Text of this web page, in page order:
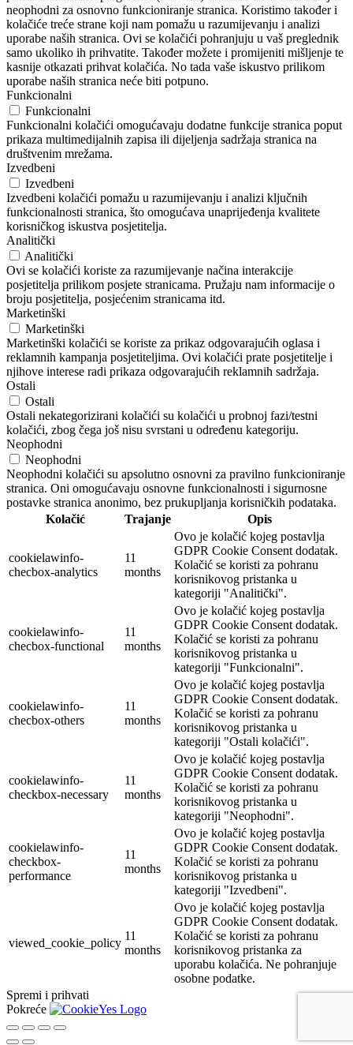
neophodni za osnovno funkcioniranje stranica. Koristimo također i
kolačiće treće strane koji nam pomažu u razumijevanju i analizi
uporabe naših stranica. Ovi se kolačići pohranjuju u vaš preglednik
samo ukoliko ih prihvatite. Također možete i promijeniti mišljenje te
kasnije otkazati prihvat kolačića. No tada vaše iskustvo prilikom
uporabe naših stranica neće biti potpuno.
Funkcionalni
Funkcionalni
Funkcionalni kolačići omogućavaju dodatne funkcije stranica poput
prikaza multimedijalnih zapisa ili dijeljenja sadržaja stranica na
društvenim mrežama.
Izvedbeni
Izvedbeni
Izvedbeni kolačići pomažu u razumijevanju i analizi ključnih
funkcionalnosti stranica, što omogućava unaprijeđenja kvalitete
korisničkog iskustva posjetitelja.
Analitički
Analitički
Ovi se kolačići koriste za razumijevanje načina interakcije
posjetitelja prilikom posjete stranicama. Pružaju nam informacije o
broju posjetitelja, posjećenim stranicama itd.
Marketinški
Marketinški
Marketinški kolačići se koriste za prikaz odgovarajućih oglasa i
reklamnih kampanja posjetiteljima. Ovi kolačići prate posjetitelje i
njihove interese radi prikaza odgovarajućih reklamnih sadržaja.
Ostali
Ostali
Ostali nekategorizirani kolačići su kolačići u probnoj fazi/testni
kolačići, zbog čega još nisu svrstani u određenu kategoriju.
Neophodni
Neophodni
Neophodni kolačići su apsolutno osnovni za pravilno funkcioniranje
stranica. Oni omogućavaju osnovne funkcionalnosti i sigurnosne
postavke stranica anonimo, bez prukupljanja korisničkih podataka.
Kolačić
Trajanje Opis
cookielawinfo-
checbox-analytics
11
months
Ovo je kolačić kojeg postavlja
GDPR Cookie Consent dodatak.
Kolačić se koristi za pohranu
korisnikovog pristanka u
kategoriji "Analitički".
cookielawinfo-
checbox-functional
11
months
Ovo je kolačić kojeg postavlja
GDPR Cookie Consent dodatak.
Kolačić se koristi za pohranu
korisnikovog pristanka u
kategoriji "Funkcionalni".
cookielawinfo-
checbox-others
11
months
Ovo je kolačić kojeg postavlja
GDPR Cookie Consent dodatak.
Kolačić se koristi za pohranu
korisnikovog pristanka u
kategoriji "Ostali kolačići".
cookielawinfo-
checkbox-necessary
11
months
Ovo je kolačić kojeg postavlja
GDPR Cookie Consent dodatak.
Kolačić se koristi za pohranu
korisnikovog pristanka u
kategoriji "Neophodni".
cookielawinfo-
checkbox-
performance
11
months
Ovo je kolačić kojeg postavlja
GDPR Cookie Consent dodatak.
Kolačić se koristi za pohranu
korisnikovog pristanka u
kategoriji "Izvedbeni".
viewed_cookie_policy
11
months
Ovo je kolačić kojeg postavlja
GDPR Cookie Consent dodatak.
Kolačić se koristi za pohranu
korisnikovog pristanka za
uporabu kolačića. Ne pohranjuje
osobne podatke.
Spremi i prihvati
Pokreće